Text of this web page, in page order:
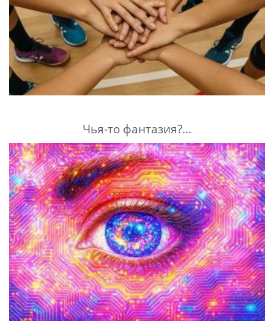
Чья-то фантазия?...